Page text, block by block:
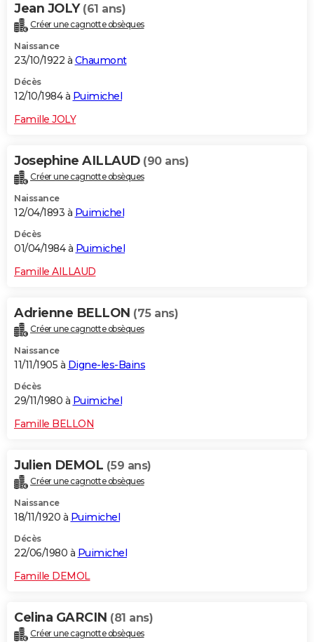
Jean JOLY (61 ans)
Créer une cagnotte obsèques
Naissance
23/10/1922 à Chaumont
Décès
12/10/1984 à Puimichel
Famille JOLY
Josephine AILLAUD (90 ans)
Créer une cagnotte obsèques
Naissance
12/04/1893 à Puimichel
Décès
01/04/1984 à Puimichel
Famille AILLAUD
Adrienne BELLON (75 ans)
Créer une cagnotte obsèques
Naissance
11/11/1905 à Digne-les-Bains
Décès
29/11/1980 à Puimichel
Famille BELLON
Julien DEMOL (59 ans)
Créer une cagnotte obsèques
Naissance
18/11/1920 à Puimichel
Décès
22/06/1980 à Puimichel
Famille DEMOL
Celina GARCIN (81 ans)
Créer une cagnotte obsèques